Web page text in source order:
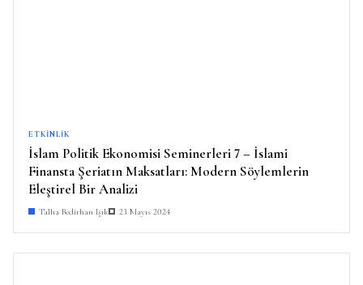
ETKINLIK
İslam Politik Ekonomisi Seminerleri 7 – İslami
Finansta Şeriatın Maksatları: Modern Söylemlerin
Eleştirel Bir Analizi
Talha Bedirhan Işık 23 Mayıs 2024